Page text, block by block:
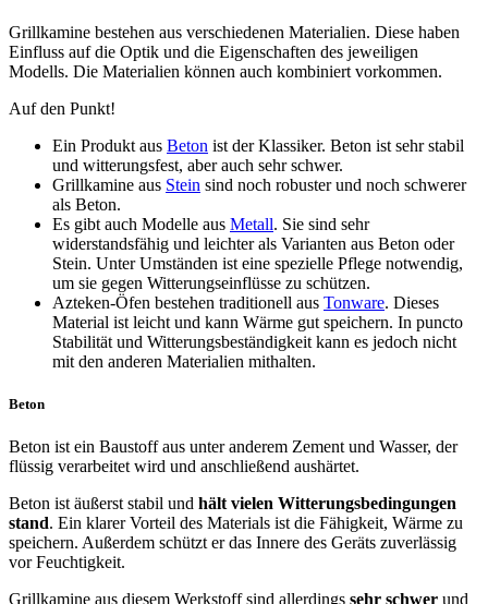
Grillkamine bestehen aus verschiedenen Materialien. Diese haben
Einfluss auf die Optik und die Eigenschaften des jeweiligen
Modells. Die Materialien können auch kombiniert vorkommen.
Auf den Punkt!
Ein Produkt aus Beton ist der Klassiker. Beton ist sehr stabil
und witterungsfest, aber auch sehr schwer.
Grillkamine aus Stein sind noch robuster und noch schwerer
als Beton.
Es gibt auch Modelle aus Metall. Sie sind sehr
widerstandsfähig und leichter als Varianten aus Beton oder
Stein. Unter Umständen ist eine spezielle Pflege notwendig,
um sie gegen Witterungseinflüsse zu schützen.
Azteken-Öfen bestehen traditionell aus Tonware. Dieses
Material ist leicht und kann Wärme gut speichern. In puncto
Stabilität und Witterungsbeständigkeit kann es jedoch nicht
mit den anderen Materialien mithalten.
Beton
Beton ist ein Baustoff aus unter anderem Zement und Wasser, der
flüssig verarbeitet wird und anschließend aushärtet.
Beton ist äußerst stabil und hält vielen Witterungsbedingungen
stand. Ein klarer Vorteil des Materials ist die Fähigkeit, Wärme zu
speichern. Außerdem schützt er das Innere des Geräts zuverlässig
vor Feuchtigkeit.
Grillkamine aus diesem Werkstoff sind allerdings sehr schwer und